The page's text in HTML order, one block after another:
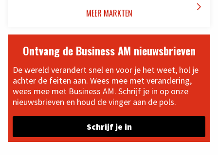
MEER MARKTEN 
Ontvang de Business AM nieuwsbrieven
De wereld verandert snel en voor je het weet, hol je
achter de feiten aan. Wees mee met verandering,
wees mee met Business AM. Schrijf je in op onze
nieuwsbrieven en houd de vinger aan de pols.
Schrijf je in